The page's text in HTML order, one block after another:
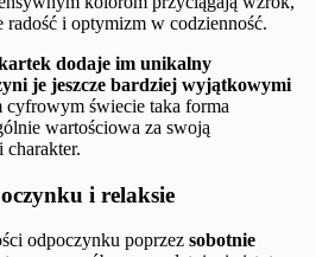
radość i optymizm w codzienność.
dodaje im unikalny
je jeszcze bardziej wyjątkowymi
cyfrowym świecie taka forma
wartościowa za swoją
charakter.
i relaksie
odpoczynku poprzez sobotnie